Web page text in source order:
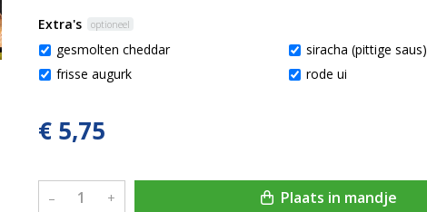
Extra's optioneel
gesmolten cheddar
frisse augurk
siracha (pittige saus)
rode ui
€ 5,75
– + Plaats in mandje